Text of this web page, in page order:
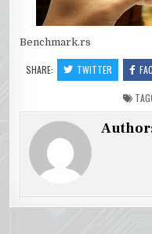
Benchmark.rs
SHARE: TWITTER